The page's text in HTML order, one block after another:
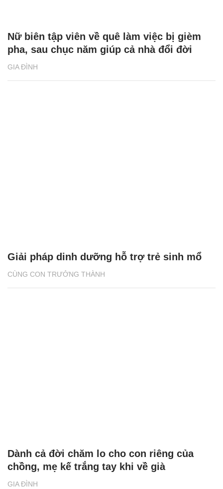
GIA ĐÌNH
Nữ biên tập viên về quê làm việc bị gièm
pha, sau chục năm giúp cả nhà đổi đời
CÙNG CON TRƯỞNG THÀNH
Giải pháp dinh dưỡng hỗ trợ trẻ sinh mổ
GIA ĐÌNH
Dành cả đời chăm lo cho con riêng của
chồng, mẹ kế trắng tay khi về già